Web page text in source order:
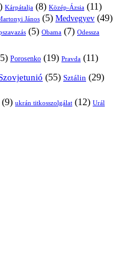
Kárpátalja (8) Közép-Ázsia (11)
János (5) Medvegyev (49)
(5) Obama (7) Odessza
Porosenko (19) Pravda (11)
(55) Sztálin (29)
(9) ukrán titkosszolgálat (12) Urál